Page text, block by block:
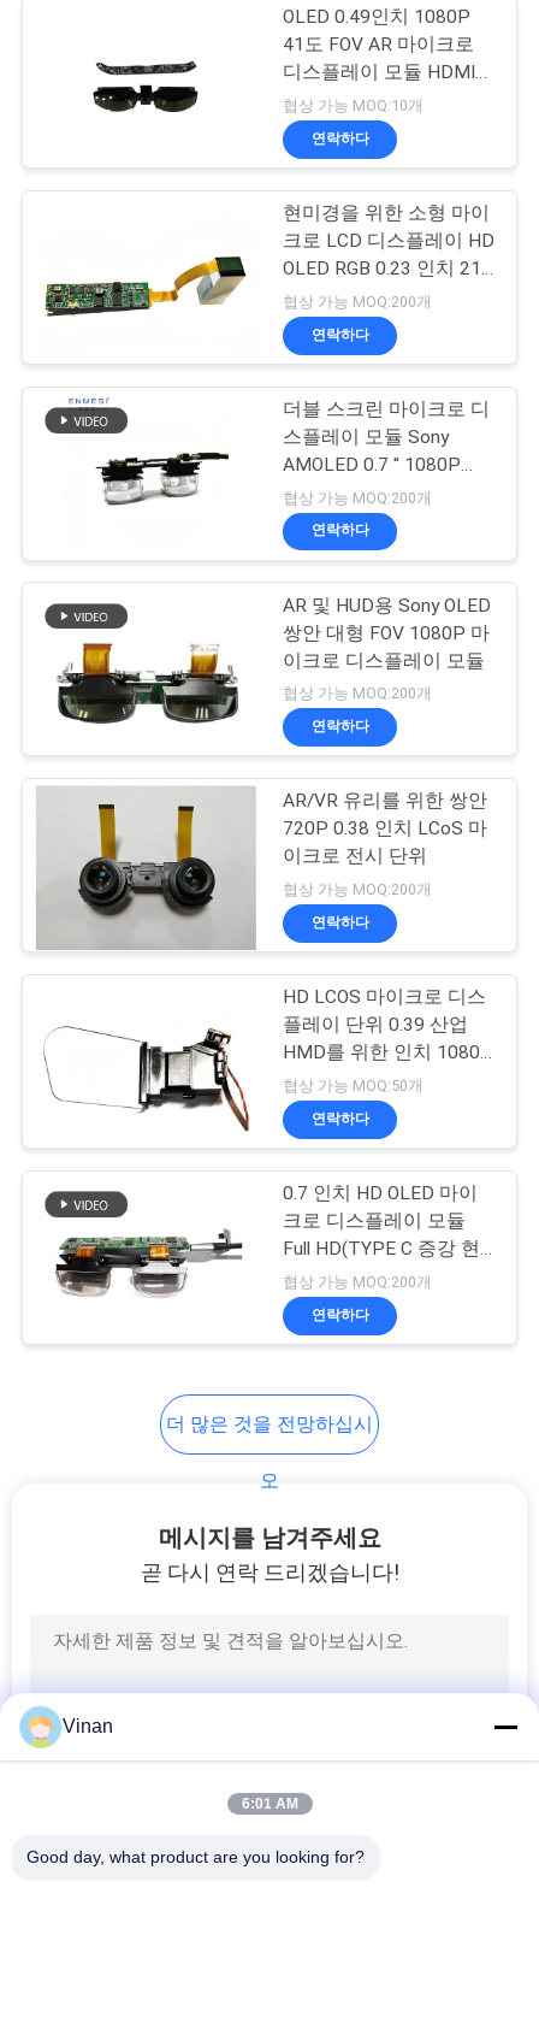
인
문
요
구
요
SHOPPING
ONLINE
사
도
정
정
마이크로 디스플레
이 모듈
모바일 극장 비디오
안경
10
FPV 드론 고글
FPV 비디오 안경
시력 훈련 안경
17
블루투스 스마트 유
54
OLED 0.49인치 1080P
41도 FOV AR 마이크로
디스플레이 모듈 HDMI
및 USB-C
협상 가능 MOQ:10개
연락하다
현미경을 위한 소형 마이
크로 LCD 디스플레이 HD
OLED RGB 0.23 인치 21°
대각선
협상 가능 MOQ:200개
연락하다
더블 스크린 마이크로 디
스플레이 모듈 Sony
AMOLED 0.7 '' 1080P
HDMI 고선명 통합 디스
플레이
협상 가능 MOQ:200개
연락하다
AR 및 HUD용 Sony OLED
쌍안 대형 FOV 1080P 마
이크로 디스플레이 모듈
협상 가능 MOQ:200개
연락하다
AR/VR 유리를 위한 쌍안
720P 0.38 인치 LCoS 마
이크로 전시 단위
협상 가능 MOQ:200개
연락하다
HD LCOS 마이크로 디스
플레이 단위 0.39 산업
HMD를 위한 인치 1080P
단안 큰 FOV
협상 가능 MOQ:50개
연락하다
0.7 인치 HD OLED 마이
크로 디스플레이 모듈
Full HD(TYPE C 증강 현
실 안경 포함)
협상 가능 MOQ:200개
연락하다
더 많은 것을 전망하십시
오
메시지를 남겨주세요
곧 다시 연락 드리겠습니다!
Vinan
6:01 AM
Good day, what product are you looking for?